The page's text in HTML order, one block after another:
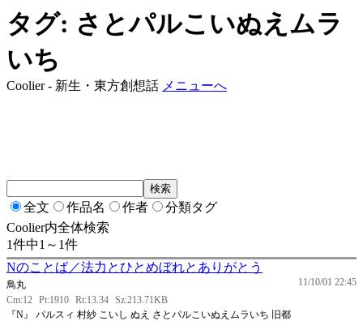
タグ: さとパルこいぬえムラ
いち
Coolier - 新生・東方創想話 メニューへ
全文 作品名 作者
分類タグ
Coolier内全体検索
1件中1～1件
Nのことば／法力とひとめぼれとありがとう
11/10/01 22:45
鳥丸
Cm:12 Pt:1910 Rt:13.34 Sz:213.71KB
『N』 パルスィ 村紗 こいし ぬえ さとパルこいぬえムラいち 旧都